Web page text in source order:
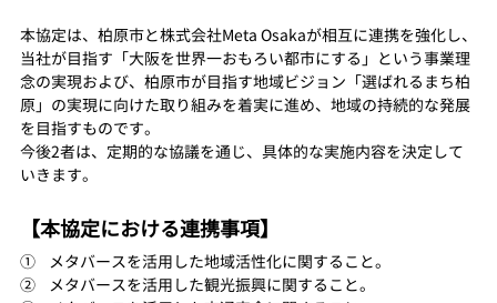
本協定は、柏原市と株式会社Meta Osakaが相互に連携を強化し、
当社が目指す「大阪を世界一おもろい都市にする」という事業理
念の実現および、柏原市が目指す地域ビジョン「選ばれるまち柏
原」の実現に向けた取り組みを着実に進め、地域の持続的な発展
を目指すものです。
今後2者は、定期的な協議を通じ、具体的な実施内容を決定して
いきます。
【本協定における連携事項】
①    メタバースを活用した地域活性化に関すること。
②    メタバースを活用した観光振興に関すること。